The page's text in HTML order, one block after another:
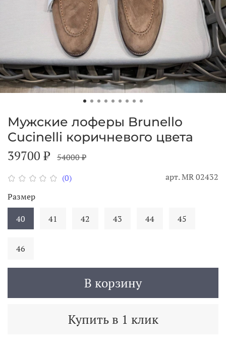
(0) арт.МR 02432
Мужские лоферы Brunello
Cucinelli коричневого цвета
39700 ₽ 54000 ₽
В корзину
Купить в 1 клик
Размер
40
41 42 43 44 45
46